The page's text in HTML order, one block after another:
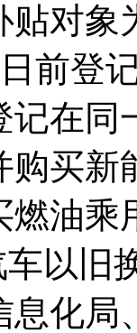
贴对象
前登
记在
购买新
燃油乘
以旧
息化局